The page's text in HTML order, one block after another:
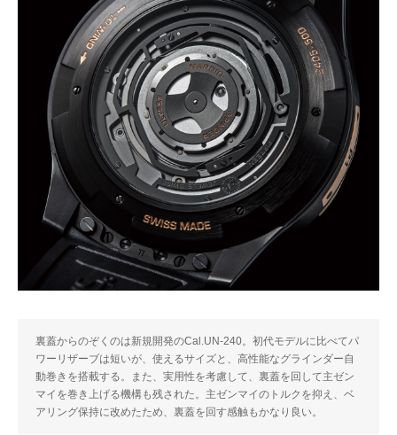
裏蓋からのぞくのは新規開発のCal.UN-240。初代モデルに比べてパ
ワーリザーブは短いが、使えるサイズと、高性能なグラインダー自
動巻きを搭載する。また、実用性を考慮して、裏蓋を回して主ゼン
マイを巻き上げる機構も残された。主ゼンマイのトルクを抑え、ベ
アリング保持に改めたため、裏蓋を回す感触もかなり良い。